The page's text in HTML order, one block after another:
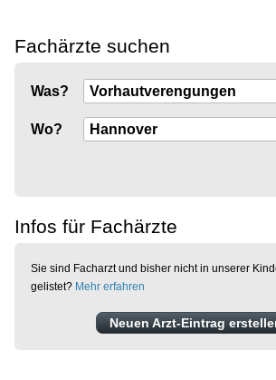
Fachärzte suchen
Was?
Wo?
Infos für Fachärzte
Sie sind Facharzt und bisher nicht in unserer
gelistet? Mehr erfahren
Neuen Arzt-Eintrag